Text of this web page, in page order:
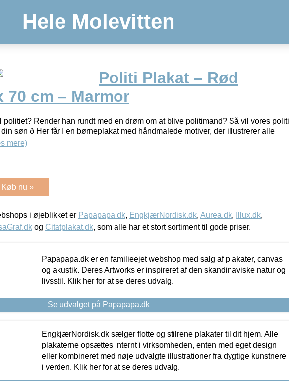
Hele Molevitten
Politi Plakat – Rød
70 cm – Marmor
politiet? Render han rundt med en drøm om at blive politimand? Så vil vores politi
søn ð Her får I en børneplakat med håndmalede motiver, der illustrerer alle
mere)
Køb nu »
i øjeblikket er Papapapa.dk, EngkjærNordisk.dk, Aurea.dk, Illux.dk,
og Citatplakat.dk, som alle har et stort sortiment til gode priser.
Papapapa.dk er en familieejet webshop med salg af plakater, canvas
og akustik. Deres Artworks er inspireret af den skandinaviske natur og
livsstil. Klik her for at se deres udvalg.
Se udvalget på Papapapa.dk
EngkjærNordisk.dk sælger flotte og stilrene plakater til dit hjem. Alle
plakaterne opsættes internt i virksomheden, enten med eget design
eller kombineret med nøje udvalgte illustrationer fra dygtige kunstnere
i verden. Klik her for at se deres udvalg.